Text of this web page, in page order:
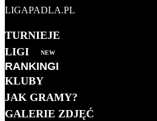
LIGAPADLA.PL
TURNIEJE
LIGI
NEW
RANKINGI
MĘŻCZYZN 2026
KOBIET 2026
KLUBY
JAK GRAMY?
GALERIE ZDJĘĆ